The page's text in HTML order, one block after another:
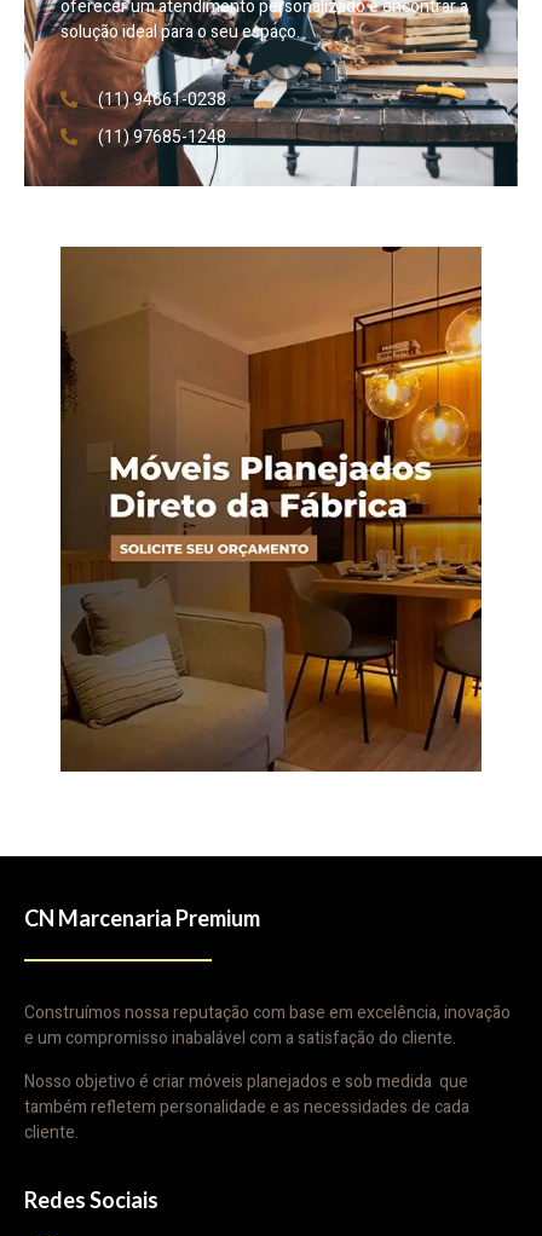
oferecer um atendimento personalizado e encontrar a
solução ideal para o seu espaço.
(11) 94661-0238
(11) 97685-1248
CN Marcenaria Premium
Construímos nossa reputação com base em excelência, inovação
e um compromisso inabalável com a satisfação do cliente.
Nosso objetivo é criar móveis planejados e sob medida que
também refletem personalidade e as necessidades de cada
cliente.
Redes Sociais